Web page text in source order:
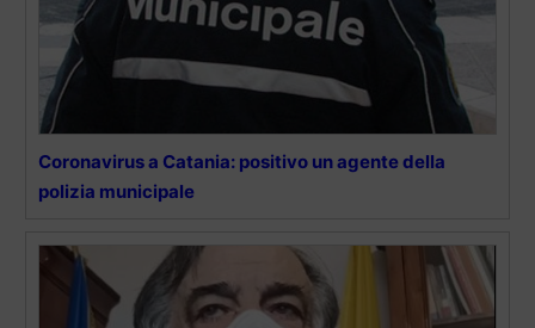
Coronavirus a Catania: positivo un agente della
polizia municipale